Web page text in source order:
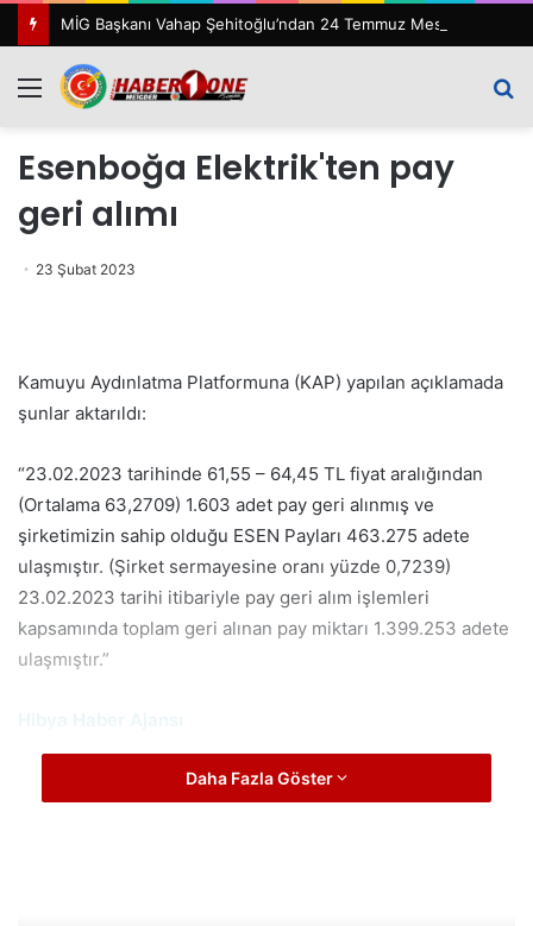
Menü
Esenboğa Elektrik'ten pay
geri alımı
23 Şubat 2023
Kamuyu Aydınlatma Platformuna (KAP) yapılan açıklamada
şunlar aktarıldı:
“23.02.2023 tarihinde 61,55 – 64,45 TL fiyat aralığından
(Ortalama 63,2709) 1.603 adet pay geri alınmış ve
şirketimizin sahip olduğu ESEN Payları 463.275 adete
ulaşmıştır. (Şirket sermayesine oranı yüzde 0,7239)
23.02.2023 tarihi itibariyle pay geri alım işlemleri
kapsamında toplam geri alınan pay miktarı 1.399.253 adete
ulaşmıştır.”
Daha Fazla Göster